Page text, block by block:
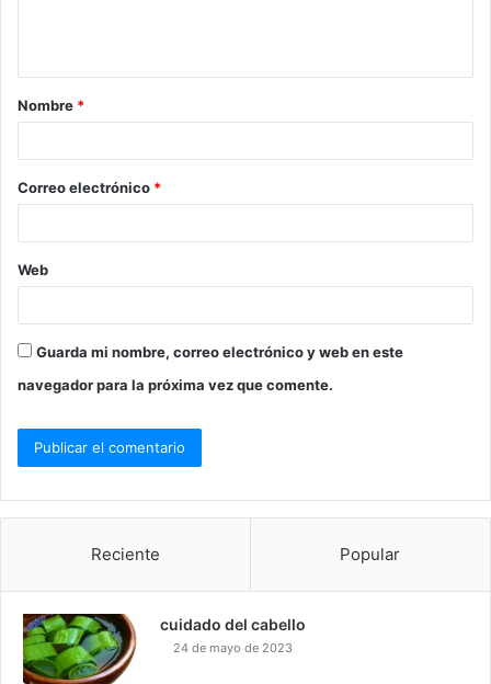
a
r
*
Nombre *
Correo electrónico *
Web
Guarda mi nombre, correo electrónico y web en este
navegador para la próxima vez que comente.
Reciente Popular
cuidado del cabello
24 de mayo de 2023